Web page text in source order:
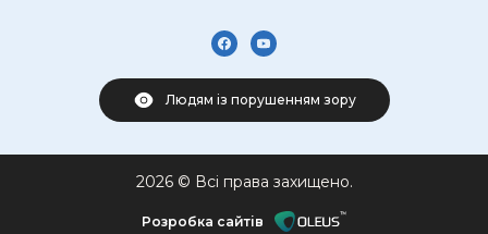
Людям із порушенням зору
2026 © Всі права захищено.
Розробка сайтів